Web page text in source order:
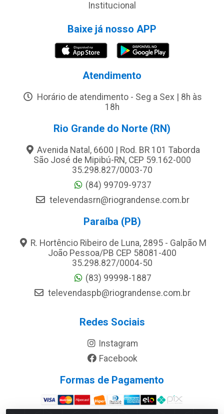
Institucional
Baixe já nosso APP
Atendimento
Horário de atendimento - Seg a Sex | 8h às
18h
Rio Grande do Norte (RN)
Avenida Natal, 6600 | Rod. BR 101 Taborda
São José de Mipibú-RN, CEP 59.162-000
35.298.827/0003-70
(84) 99709-9737
televendasrn@riograndense.com.br
Paraíba (PB)
R. Hortêncio Ribeiro de Luna, 2895 - Galpão M
João Pessoa/PB CEP 58081-400
35.298.827/0004-50
(83) 99998-1887
televendaspb@riograndense.com.br
Redes Sociais
Instagram
Facebook
Formas de Pagamento